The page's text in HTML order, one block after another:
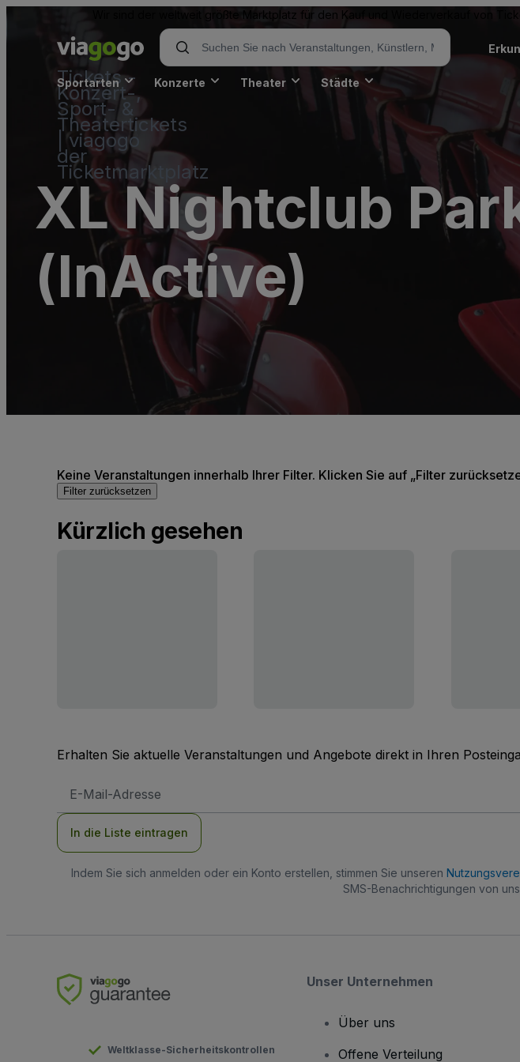
Wir sind der weltweit größte Marktplatz für den Kauf und Wiederverkauf von
Tickets -
Konzert-,
Sport- &
Theatertickets
| viagogo
der
Ticketmarktplatz
Sportarten Konzerte Theater Städte
XL Nightclub
(InActive)
Keine Veranstaltungen innerhalb Ihrer Filter. Klicken Sie auf „Filter
Filter zurücksetzen
Kürzlich gesehen
Erhalten Sie aktuelle Veranstaltungen und Angebote direkt in Ihren
Mail-
In die Liste eintragen
Indem Sie sich anmelden oder ein Konto erstellen, stimmen Sie unseren
SMS-Benachrichtigungen von
Weltklasse-Sicherheitskontrollen
Unser Unternehmen
Über uns
Offene Verteilung